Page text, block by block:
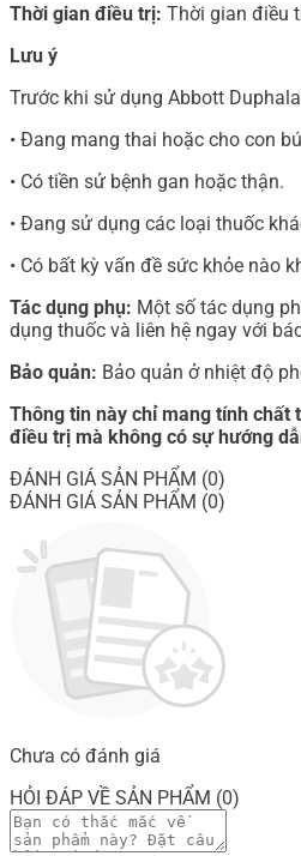
Thời gian điều trị: Thời gian điều
Lưu ý
Trước khi sử dụng Abbott
• Đang mang thai hoặc cho con
• Có tiền sử bệnh gan hoặc thận.
• Đang sử dụng các loại thuốc
• Có bất kỳ vấn đề sức khỏe nào
Tác dụng phụ: Một số tác dụng
dụng thuốc và liên hệ ngay với
Bảo quản: Bảo quản ở nhiệt độ
Thông tin này chỉ mang tính chất
điều trị mà không có sự hướng
ĐÁNH GIÁ SẢN PHẨM (0)
ĐÁNH GIÁ SẢN PHẨM (0)
Chưa có đánh giá
HỎI ĐÁP VỀ SẢN PHẨM (0)